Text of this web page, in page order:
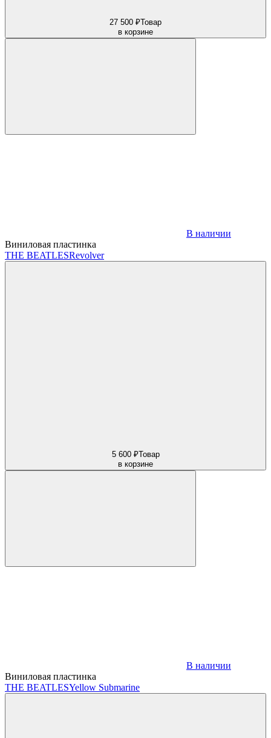
27 500 ₽Товар
в корзине
В наличии
Виниловая пластинка
THE BEATLESRevolver
5 600 ₽Товар
в корзине
В наличии
Виниловая пластинка
THE BEATLESYellow Submarine